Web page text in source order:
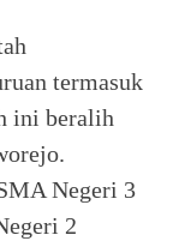
termasuk
ini beralih
Negeri 3
2